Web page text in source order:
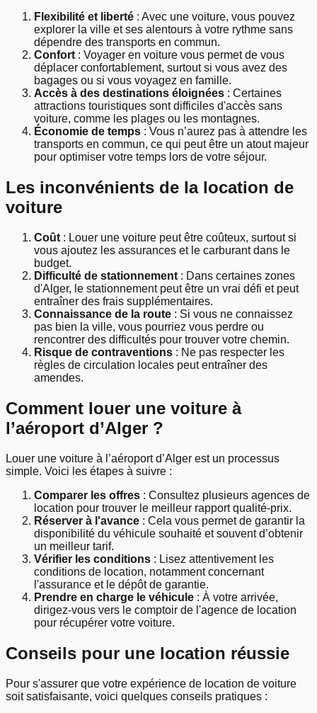
Flexibilité et liberté : Avec une voiture, vous pouvez
explorer la ville et ses alentours à votre rythme sans
dépendre des transports en commun.
Confort: Voyager en voiture vous permet de vous
déplacer confortablement, surtout si vous avez des
bagages ou si vous voyagez en famille.
Accès à des destinations éloignées : Certaines
attractions touristiques sont difficiles d'accès sans
voiture, comme les plages ou les montagnes.
Économie de temps : Vous n’aurez pas à attendre les
transports en commun, ce qui peut être un atout majeur
pour optimiser votre temps lors de votre séjour.
Les inconvénients de la location de
voiture
Coût : Louer une voiture peut être coûteux, surtout si
vous ajoutez les assurances et le carburant dans le
budget.
Difficulté de stationnement : Dans certaines zones
d'Alger, le stationnement peut être un vrai défi et peut
entraîner des frais supplémentaires.
Connaissance de la route : Si vous ne connaissez
pas bien la ville, vous pourriez vous perdre ou
rencontrer des difficultés pour trouver votre chemin.
Risque de contraventions : Ne pas respecter les
règles de circulation locales peut entraîner des
amendes.
Comment louer une voiture à
l’aéroport d’Alger ?
Louer une voiture à l’aéroport d’Alger est un processus
simple. Voici les étapes à suivre :
Comparer les offres : Consultez plusieurs agences de
location pour trouver le meilleur rapport qualité-prix.
Réserver à l'avance : Cela vous permet de garantir la
disponibilité du véhicule souhaité et souvent d’obtenir
un meilleur tarif.
Vérifier les conditions : Lisez attentivement les
conditions de location, notamment concernant
l'assurance et le dépôt de garantie.
Prendre en charge le véhicule : À votre arrivée,
dirigez-vous vers le comptoir de l'agence de location
pour récupérer votre voiture.
Conseils pour une location réussie
Pour s'assurer que votre expérience de location de voiture
soit satisfaisante, voici quelques conseils pratiques :